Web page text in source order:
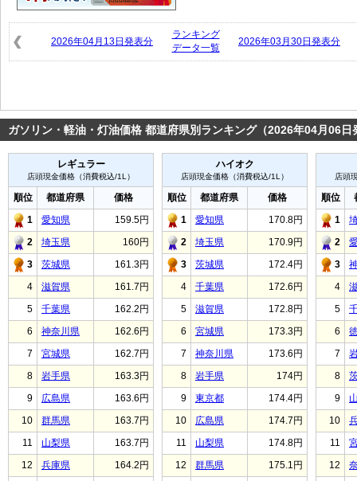
2026年04月13日発表分
ランキング
データ一覧
2026年03月30日発表分
ガソリン・軽油・灯油価格 都道府県別ランキング（2026年04月06日
レギュラー
店頭現金価格（消費税込/1L）
順位 都道府県
価格
1
愛知県
159.5円
2
埼玉県
160円
3
茨城県
161.3円
4
滋賀県
161.7円
5
千葉県
162.2円
6
神奈川県
162.6円
7
宮城県
162.7円
8
岩手県
163.3円
9
広島県
163.6円
10
群馬県
163.7円
11
山梨県
163.7円
12
兵庫県
164.2円
ハイオク
店頭現金価格（消費税込/1L）
順位 都道府県
価格
1
愛知県
170.8円
2
埼玉県
170.9円
3
茨城県
172.4円
4
千葉県
172.6円
5
滋賀県
172.8円
6
宮城県
173.3円
7
神奈川県
173.6円
8
岩手県
174円
9
東京都
174.4円
10
広島県
174.7円
11
山梨県
174.8円
12
群馬県
175.1円
店頭
順位
1
2
3
4
5
6
7
8
9
10
11
12